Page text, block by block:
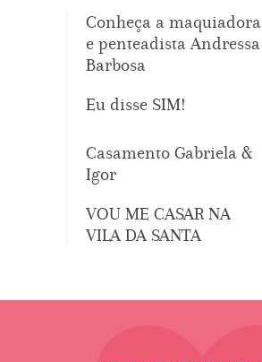
Conheça a maquiadora
e penteadista Andressa
Barbosa
Eu disse SIM!
Casamento Gabriela &
Igor
VOU ME CASAR NA
VILA DA SANTA